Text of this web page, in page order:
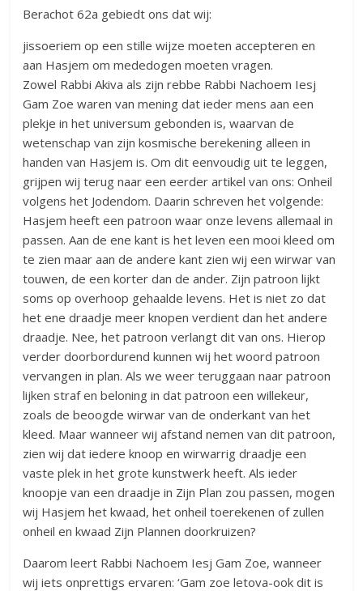
Berachot 62a gebiedt ons dat wij:
jissoeriem op een stille wijze moeten accepteren en
aan Hasjem om mededogen moeten vragen.
Zowel Rabbi Akiva als zijn rebbe Rabbi Nachoem Iesj
Gam Zoe waren van mening dat ieder mens aan een
plekje in het universum gebonden is, waarvan de
wetenschap van zijn kosmische berekening alleen in
handen van Hasjem is. Om dit eenvoudig uit te leggen,
grijpen wij terug naar een eerder artikel van ons: Onheil
volgens het Jodendom. Daarin schreven het volgende:
Hasjem heeft een patroon waar onze levens allemaal in
passen. Aan de ene kant is het leven een mooi kleed om
te zien maar aan de andere kant zien wij een wirwar van
touwen, de een korter dan de ander. Zijn patroon lijkt
soms op overhoop gehaalde levens. Het is niet zo dat
het ene draadje meer knopen verdient dan het andere
draadje. Nee, het patroon verlangt dit van ons. Hierop
verder doorbordurend kunnen wij het woord patroon
vervangen in plan. Als we weer teruggaan naar patroon
lijken straf en beloning in dat patroon een willekeur,
zoals de beoogde wirwar van de onderkant van het
kleed. Maar wanneer wij afstand nemen van dit patroon,
zien wij dat iedere knoop en wirwarrig draadje een
vaste plek in het grote kunstwerk heeft. Als ieder
knoopje van een draadje in Zijn Plan zou passen, mogen
wij Hasjem het kwaad, het onheil toerekenen of zullen
onheil en kwaad Zijn Plannen doorkruizen?
Daarom leert Rabbi Nachoem Iesj Gam Zoe, wanneer
wij iets onprettigs ervaren: ‘Gam zoe letova-ook dit is